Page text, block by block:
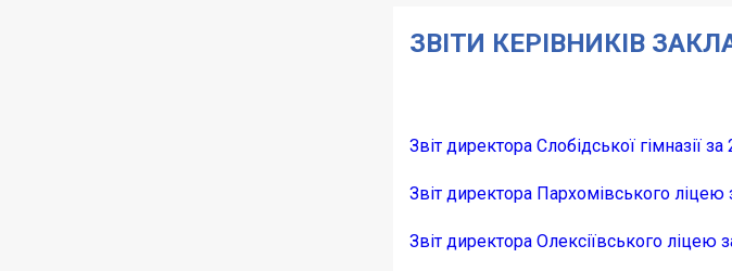
ЗВІТИ КЕРІВНИКІВ
Звіт директора Слобідської гімназії
Звіт директора Пархомівського ліцею
Звіт директора Олексіївського ліцею